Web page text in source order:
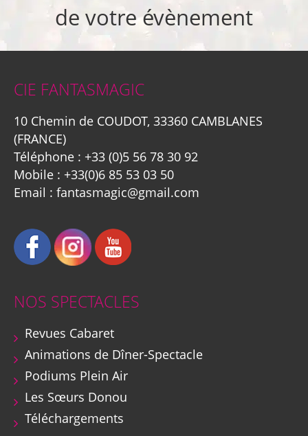
de votre évènement
CIE FANTASMAGIC
10 Chemin de COUDOT, 33360 CAMBLANES
(FRANCE)
Téléphone : +33 (0)5 56 78 30 92
Mobile : +33(0)6 85 53 03 50
Email : fantasmagic@gmail.com
NOS SPECTACLES
Revues Cabaret
Animations de Dîner-Spectacle
Podiums Plein Air
Les Sœurs Donou
Téléchargements